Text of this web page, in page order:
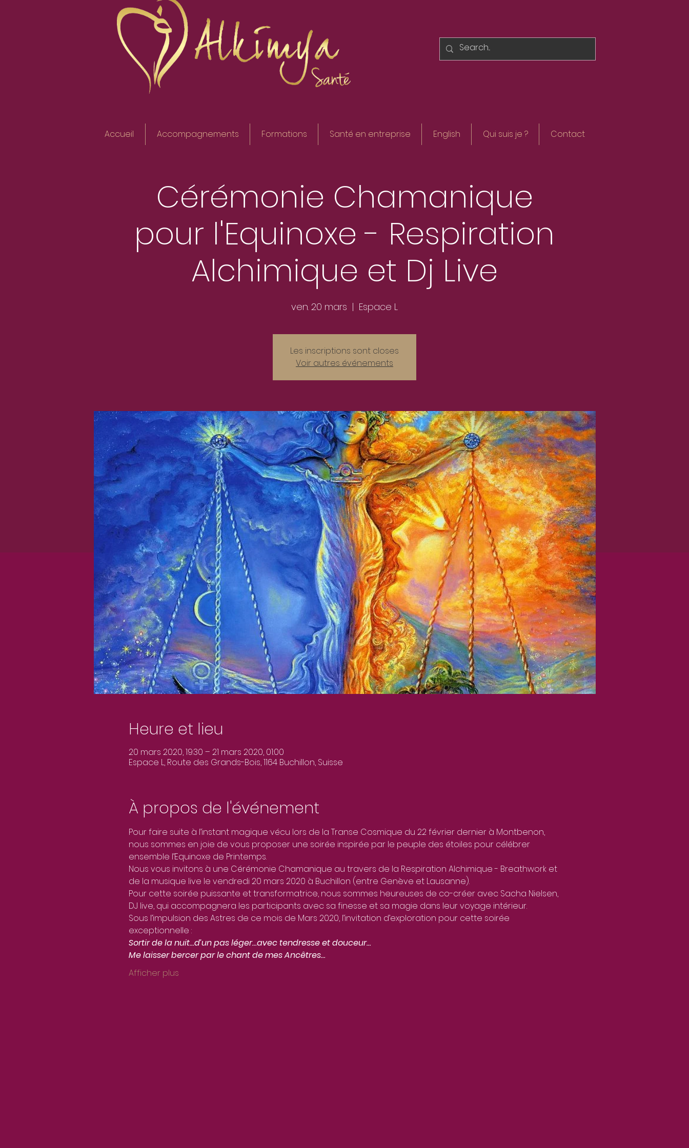
Cérémonie Chamanique
pour l'Equinoxe - Respiration
Alchimique et Dj Live
ven. 20 mars
  |
Espace L
Les inscriptions sont closes
Voir autres événements
Heure et lieu
20 mars 2020, 19:30 – 21 mars 2020, 01:00
Espace L, Route des Grands-Bois, 1164 Buchillon, Suisse
À propos de l'événement
Pour faire suite à l’instant magique vécu lors de la Transe Cosmique du 22 février dernier à Montbenon,
nous sommes en joie de vous proposer une soirée inspirée par le peuple des étoiles pour célébrer
ensemble l’Equinoxe de Printemps.
Nous vous invitons à une Cérémonie Chamanique au travers de la Respiration Alchimique - Breathwork et
de la musique live le vendredi 20 mars 2020 à Buchillon (entre Genève et Lausanne).
Pour cette soirée puissante et transformatrice, nous sommes heureuses de co-créer avec Sacha Nielsen,
DJ live, qui accompagnera les participants avec sa finesse et sa magie dans leur voyage intérieur.
Sous l’impulsion des Astres de ce mois de Mars 2020, l’invitation d’exploration pour cette soirée
exceptionnelle :
Sortir de la nuit…d’un pas léger…avec tendresse et douceur…
Me laisser bercer par le chant de mes Ancêtres…
Afficher plus
Accueil Accompagnements Formations Santé en entreprise English Qui suis je ? Contact